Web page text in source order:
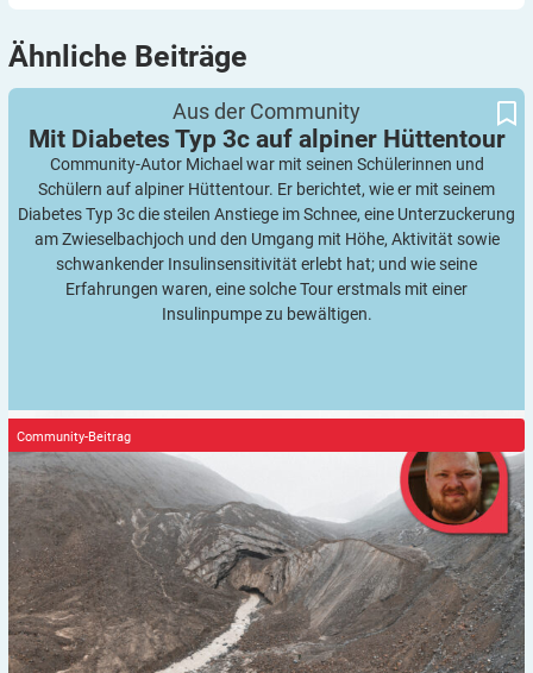
Ähnliche Beiträge
Aus der Community
Mit Diabetes Typ 3c auf alpiner Hüttentour
Community-Autor Michael war mit seinen Schülerinnen und
Schülern auf alpiner Hüttentour. Er berichtet, wie er mit seinem
Diabetes Typ 3c die steilen Anstiege im Schnee, eine Unterzuckerung
am Zwieselbachjoch und den Umgang mit Höhe, Aktivität sowie
schwankender Insulinsensitivität erlebt hat; und wie seine
Erfahrungen waren, eine solche Tour erstmals mit einer
Insulinpumpe zu bewältigen.
Community-Beitrag